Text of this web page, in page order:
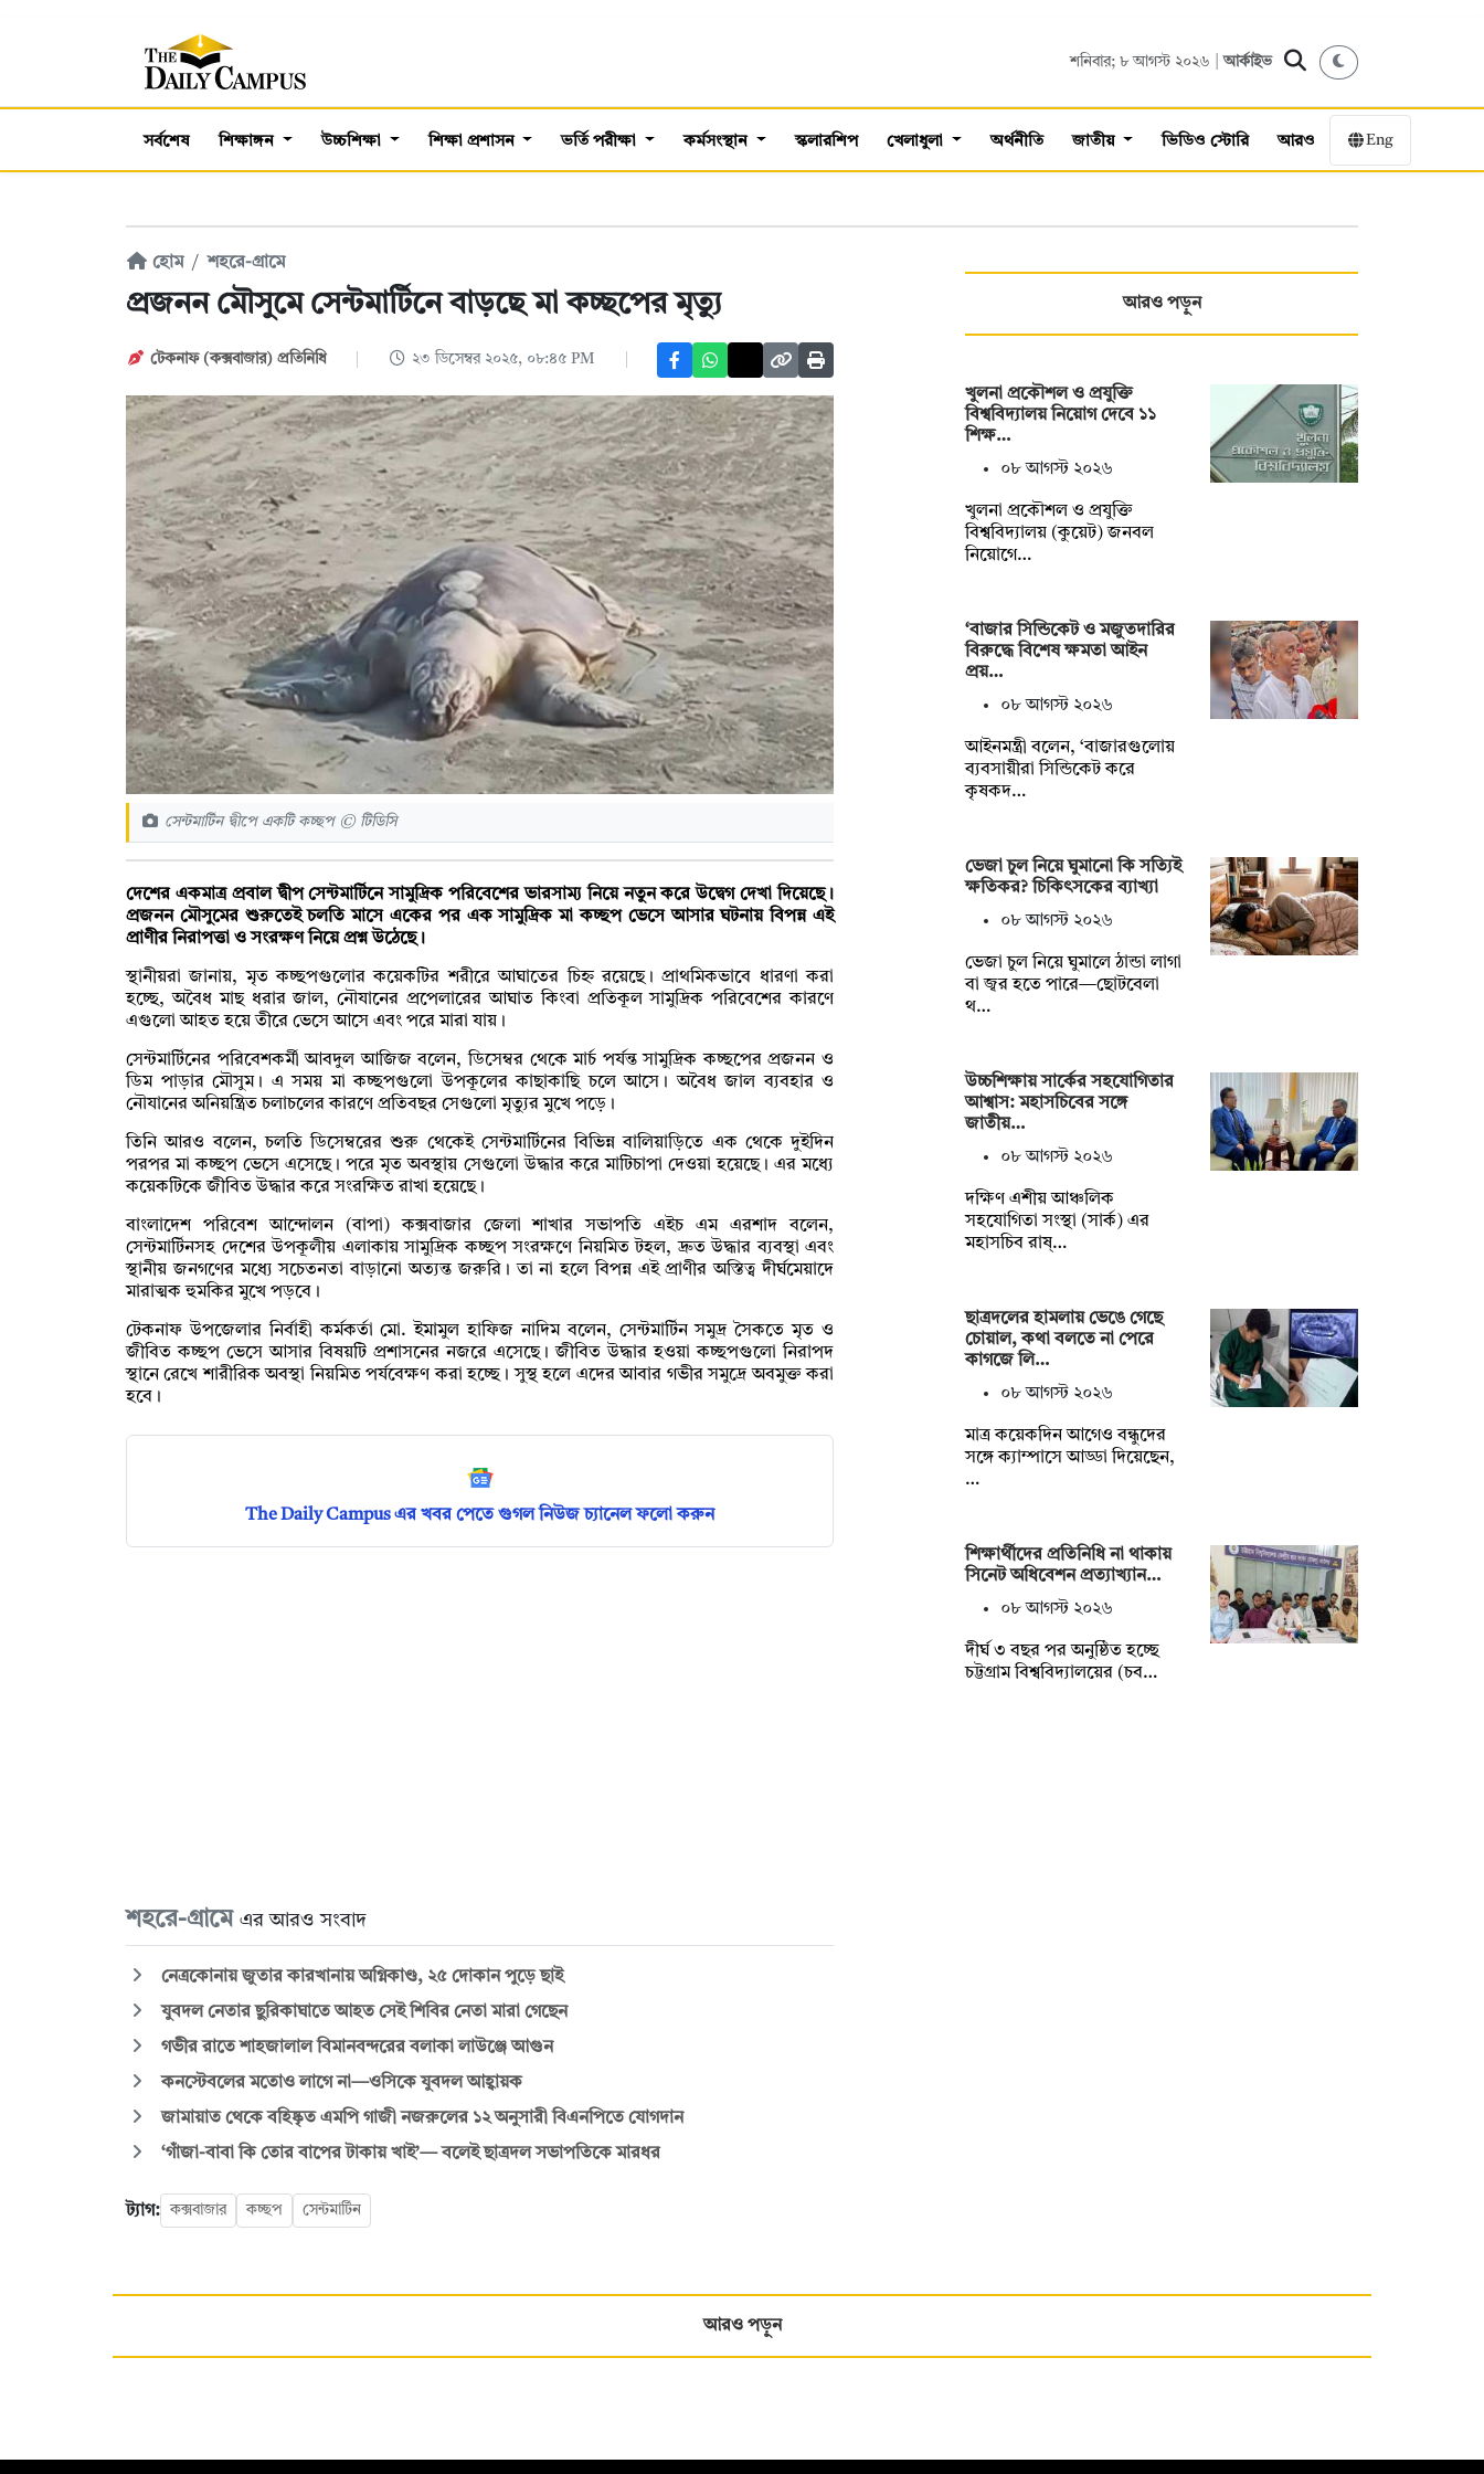
শনিবার; ৮ আগস্ট ২০২৬ |আর্কাইভ
সর্বশেষ শিক্ষাঙ্গন উচ্চশিক্ষা শিক্ষা প্রশাসন ভর্তি পরীক্ষা কর্মসংস্থান স্কলারশিপ খেলাধুলা অর্থনীতি জাতীয় ভিডিও স্টোরি আরও Eng
হোম শহরে-গ্রামে
প্রজনন মৌসুমে সেন্টমার্টিনে বাড়ছে মা কচ্ছপের মৃত্যু
টেকনাফ (কক্সবাজার) প্রতিনিধি ২৩ ডিসেম্বর ২০২৫, ০৮:৪৫ PM
সেন্টমার্টিন দ্বীপে একটি কচ্ছপ © টিডিসি
দেশের একমাত্র প্রবাল দ্বীপ সেন্টমার্টিনে সামুদ্রিক পরিবেশের ভারসাম্য নিয়ে নতুন করে উদ্বেগ দেখা দিয়েছে।
প্রজনন মৌসুমের শুরুতেই চলতি মাসে একের পর এক সামুদ্রিক মা কচ্ছপ ভেসে আসার ঘটনায় বিপন্ন এই
প্রাণীর নিরাপত্তা ও সংরক্ষণ নিয়ে প্রশ্ন উঠেছে।
স্থানীয়রা জানায়, মৃত কচ্ছপগুলোর কয়েকটির শরীরে আঘাতের চিহ্ন রয়েছে। প্রাথমিকভাবে ধারণা করা
হচ্ছে, অবৈধ মাছ ধরার জাল, নৌযানের প্রপেলারের আঘাত কিংবা প্রতিকূল সামুদ্রিক পরিবেশের কারণে
এগুলো আহত হয়ে তীরে ভেসে আসে এবং পরে মারা যায়।
সেন্টমার্টিনের পরিবেশকর্মী আবদুল আজিজ বলেন, ডিসেম্বর থেকে মার্চ পর্যন্ত সামুদ্রিক কচ্ছপের প্রজনন ও
ডিম পাড়ার মৌসুম। এ সময় মা কচ্ছপগুলো উপকূলের কাছাকাছি চলে আসে। অবৈধ জাল ব্যবহার ও
নৌযানের অনিয়ন্ত্রিত চলাচলের কারণে প্রতিবছর সেগুলো মৃত্যুর মুখে পড়ে।
তিনি আরও বলেন, চলতি ডিসেম্বরের শুরু থেকেই সেন্টমার্টিনের বিভিন্ন বালিয়াড়িতে এক থেকে দুইদিন
পরপর মা কচ্ছপ ভেসে এসেছে। পরে মৃত অবস্থায় সেগুলো উদ্ধার করে মাটিচাপা দেওয়া হয়েছে। এর মধ্যে
কয়েকটিকে জীবিত উদ্ধার করে সংরক্ষিত রাখা হয়েছে।
বাংলাদেশ পরিবেশ আন্দোলন (বাপা) কক্সবাজার জেলা শাখার সভাপতি এইচ এম এরশাদ বলেন,
সেন্টমার্টিনসহ দেশের উপকূলীয় এলাকায় সামুদ্রিক কচ্ছপ সংরক্ষণে নিয়মিত টহল, দ্রুত উদ্ধার ব্যবস্থা এবং
স্থানীয় জনগণের মধ্যে সচেতনতা বাড়ানো অত্যন্ত জরুরি। তা না হলে বিপন্ন এই প্রাণীর অস্তিত্ব দীর্ঘমেয়াদে
মারাত্মক হুমকির মুখে পড়বে।
টেকনাফ উপজেলার নির্বাহী কর্মকর্তা মো. ইমামুল হাফিজ নাদিম বলেন, সেন্টমার্টিন সমুদ্র সৈকতে মৃত ও
জীবিত কচ্ছপ ভেসে আসার বিষয়টি প্রশাসনের নজরে এসেছে। জীবিত উদ্ধার হওয়া কচ্ছপগুলো নিরাপদ
স্থানে রেখে শারীরিক অবস্থা নিয়মিত পর্যবেক্ষণ করা হচ্ছে। সুস্থ হলে এদের আবার গভীর সমুদ্রে অবমুক্ত করা
হবে।
The Daily Campus এর খবর পেতে গুগল নিউজ চ্যানেল ফলো করুন
শহরে-গ্রামে এর আরও সংবাদ
নেত্রকোনায় জুতার কারখানায় অগ্নিকাণ্ড, ২৫ দোকান পুড়ে ছাই
যুবদল নেতার ছুরিকাঘাতে আহত সেই শিবির নেতা মারা গেছেন
গভীর রাতে শাহজালাল বিমানবন্দরের বলাকা লাউঞ্জে আগুন
কনস্টেবলের মতোও লাগে না—ওসিকে যুবদল আহ্বায়ক
জামায়াত থেকে বহিষ্কৃত এমপি গাজী নজরুলের ১২ অনুসারী বিএনপিতে যোগদান
‘গাঁজা-বাবা কি তোর বাপের টাকায় খাই’— বলেই ছাত্রদল সভাপতিকে মারধর
ট্যাগ: কক্সবাজার কচ্ছপ সেন্টমার্টিন
আরও পড়ুন
খুলনা প্রকৌশল ও প্রযুক্তি
বিশ্ববিদ্যালয় নিয়োগ দেবে ১১
শিক্ষ…
০৮ আগস্ট ২০২৬
খুলনা প্রকৌশল ও প্রযুক্তি
বিশ্ববিদ্যালয় (কুয়েট) জনবল
নিয়োগে…
‘বাজার সিন্ডিকেট ও মজুতদারির
বিরুদ্ধে বিশেষ ক্ষমতা আইন
প্রয়…
০৮ আগস্ট ২০২৬
আইনমন্ত্রী বলেন, ‘বাজারগুলোয়
ব্যবসায়ীরা সিন্ডিকেট করে
কৃষকদ…
ভেজা চুল নিয়ে ঘুমানো কি সত্যিই
ক্ষতিকর? চিকিৎসকের ব্যাখ্যা
০৮ আগস্ট ২০২৬
ভেজা চুল নিয়ে ঘুমালে ঠান্ডা লাগা
বা জ্বর হতে পারে—ছোটবেলা
থ…
উচ্চশিক্ষায় সার্কের সহযোগিতার
আশ্বাস: মহাসচিবের সঙ্গে
জাতীয়…
০৮ আগস্ট ২০২৬
দক্ষিণ এশীয় আঞ্চলিক
সহযোগিতা সংস্থা (সার্ক) এর
মহাসচিব রাষ্…
ছাত্রদলের হামলায় ভেঙে গেছে
চোয়াল, কথা বলতে না পেরে
কাগজে লি…
০৮ আগস্ট ২০২৬
মাত্র কয়েকদিন আগেও বন্ধুদের
সঙ্গে ক্যাম্পাসে আড্ডা দিয়েছেন,
…
শিক্ষার্থীদের প্রতিনিধি না থাকায়
সিনেট অধিবেশন প্রত্যাখ্যান…
০৮ আগস্ট ২০২৬
দীর্ঘ ৩ বছর পর অনুষ্ঠিত হচ্ছে
চট্টগ্রাম বিশ্ববিদ্যালয়ের (চব…
আরও পড়ুন